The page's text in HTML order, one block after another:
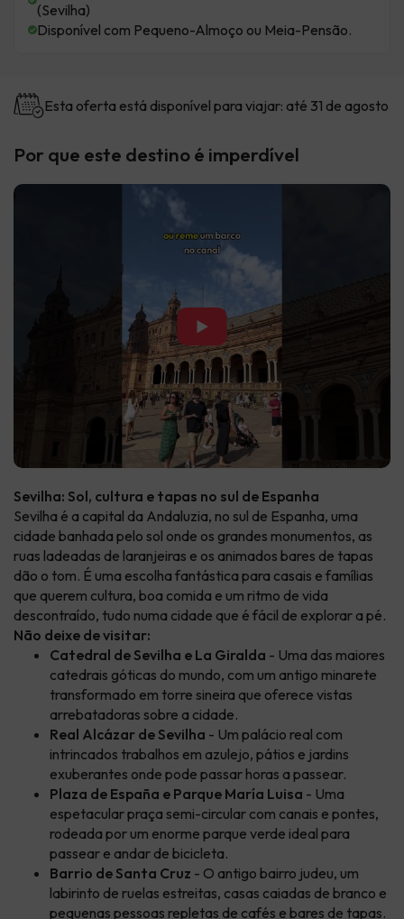
(Sevilha)
Disponível com Pequeno-Almoço ou Meia-Pensão.
Esta oferta está disponível para viajar: até 31 de agosto
Por que este destino é imperdível
▶
Sevilha: Sol, cultura e tapas no sul de Espanha
Sevilha é a capital da Andaluzia, no sul de Espanha, uma
cidade banhada pelo sol onde os grandes monumentos, as
ruas ladeadas de laranjeiras e os animados bares de tapas
dão o tom. É uma escolha fantástica para casais e famílias
que querem cultura, boa comida e um ritmo de vida
descontraído, tudo numa cidade que é fácil de explorar a pé.
Não deixe de visitar:
Catedral de Sevilha e La Giralda - Uma das maiores
catedrais góticas do mundo, com um antigo minarete
transformado em torre sineira que oferece vistas
arrebatadoras sobre a cidade.
Real Alcázar de Sevilha - Um palácio real com
intrincados trabalhos em azulejo, pátios e jardins
exuberantes onde pode passar horas a passear.
Plaza de España e Parque María Luisa - Uma
espetacular praça semi-circular com canais e pontes,
rodeada por um enorme parque verde ideal para
passear e andar de bicicleta.
Barrio de Santa Cruz - O antigo bairro judeu, um
labirinto de ruelas estreitas, casas caiadas de branco e
pequenas pessoas repletas de cafés e bares de tapas.